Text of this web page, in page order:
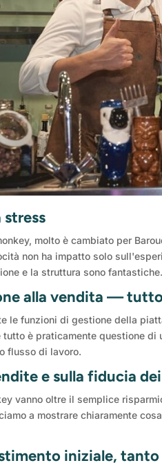
stress
molto è cambiato per
non ha impatto solo
e la struttura sono
alla vendita —
le funzioni di gestione della
è praticamente questione
flusso di lavoro.
e sulla fiducia
vanno oltre il semplice
a mostrare chiaramente
iniziale,